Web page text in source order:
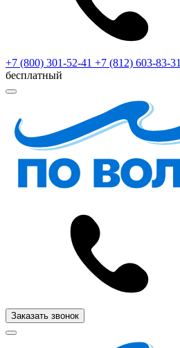
+7 (800) 301-52-41 +7 (812) 603-83-31
бесплатный
Заказать звонок